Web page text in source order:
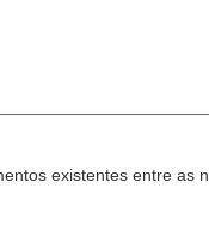
existentes entre as